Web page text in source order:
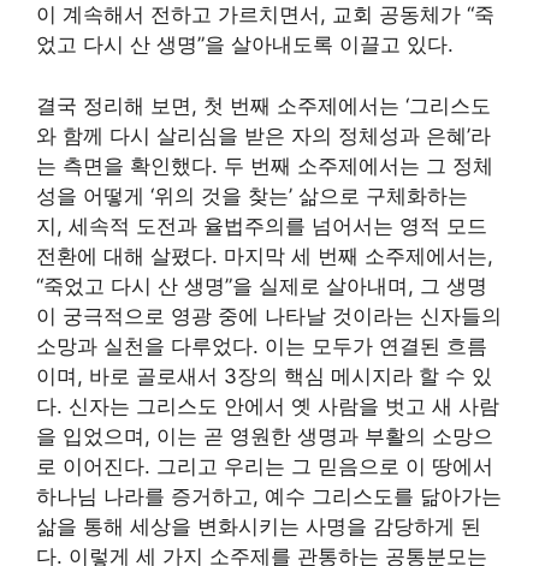
이 계속해서 전하고 가르치면서, 교회 공동체가 “죽
었고 다시 산 생명”을 살아내도록 이끌고 있다.
결국 정리해 보면, 첫 번째 소주제에서는 ‘그리스도
와 함께 다시 살리심을 받은 자의 정체성과 은혜’라
는 측면을 확인했다. 두 번째 소주제에서는 그 정체
성을 어떻게 ‘위의 것을 찾는’ 삶으로 구체화하는
지, 세속적 도전과 율법주의를 넘어서는 영적 모드
전환에 대해 살폈다. 마지막 세 번째 소주제에서는,
“죽었고 다시 산 생명”을 실제로 살아내며, 그 생명
이 궁극적으로 영광 중에 나타날 것이라는 신자들의
소망과 실천을 다루었다. 이는 모두가 연결된 흐름
이며, 바로 골로새서 3장의 핵심 메시지라 할 수 있
다. 신자는 그리스도 안에서 옛 사람을 벗고 새 사람
을 입었으며, 이는 곧 영원한 생명과 부활의 소망으
로 이어진다. 그리고 우리는 그 믿음으로 이 땅에서
하나님 나라를 증거하고, 예수 그리스도를 닮아가는
삶을 통해 세상을 변화시키는 사명을 감당하게 된
다. 이렇게 세 가지 소주제를 관통하는 공통분모는